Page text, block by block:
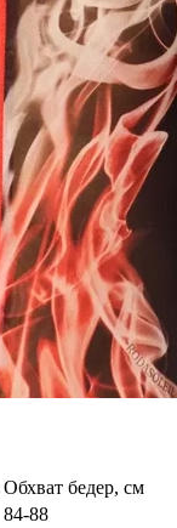
Обхват бедер, см
84-88